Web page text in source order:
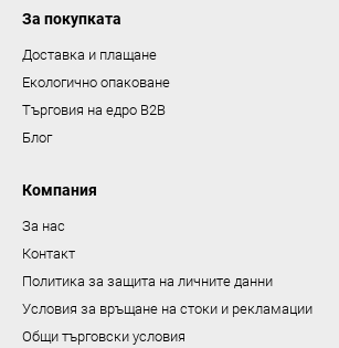
За покупката
Доставка и плащане
Екологично опаковане
Търговия на едро B2B
Блог
Компания
За нас
Контакт
Политика за защита на личните данни
Условия за връщане на стоки и рекламации
Общи търговски условия